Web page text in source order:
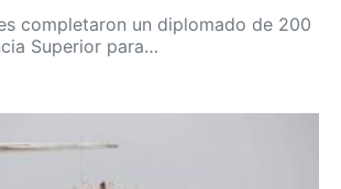
completaron un diplomado de 200
Superior para…